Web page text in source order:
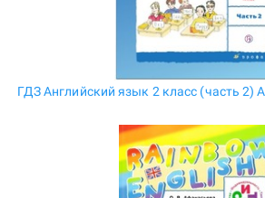
ГДЗ Английский язык 2 класс (часть 2)